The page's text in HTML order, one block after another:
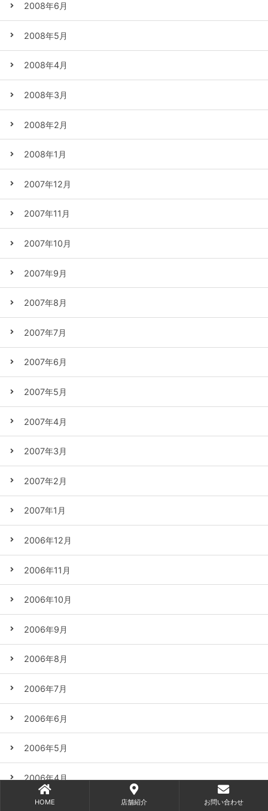
2008年6月
2008年5月
2008年4月
2008年3月
2008年2月
2008年1月
2007年12月
2007年11月
2007年10月
2007年9月
2007年8月
2007年7月
2007年6月
2007年5月
2007年4月
2007年3月
2007年2月
2007年1月
2006年12月
2006年11月
2006年10月
2006年9月
2006年8月
2006年7月
2006年6月
2006年5月
2006年4月
2006年3月
HOME 店舗紹介 お問い合わせ